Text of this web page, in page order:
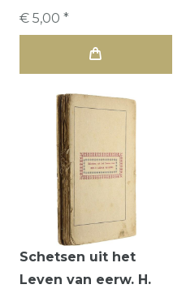
€ 5,00 *
Schetsen uit het
Leven van eerw. H.